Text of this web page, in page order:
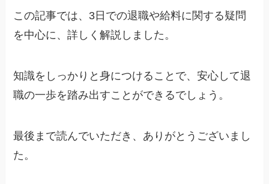
この記事では、3日での退職や給料に関する疑問
を中心に、詳しく解説しました。
知識をしっかりと身につけることで、安心して退
職の一歩を踏み出すことができるでしょう。
最後まで読んでいただき、ありがとうございまし
た。